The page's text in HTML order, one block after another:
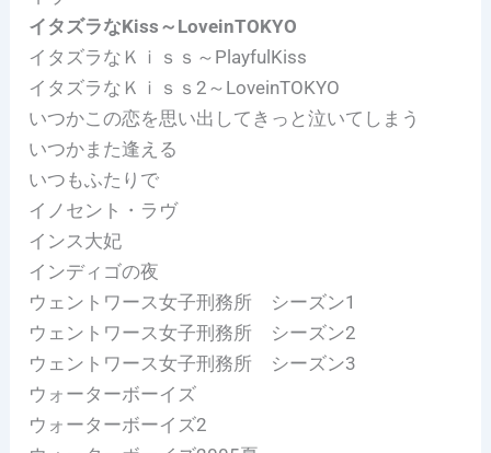
イタズラなKiss～LoveinTOKYO
イタズラなＫｉｓｓ～PlayfulKiss
イタズラなＫｉｓｓ2～LoveinTOKYO
いつかこの恋を思い出してきっと泣いてしまう
いつかまた逢える
いつもふたりで
イノセント・ラヴ
インス大妃
インディゴの夜
ウェントワース女子刑務所 シーズン1
ウェントワース女子刑務所 シーズン2
ウェントワース女子刑務所 シーズン3
ウォーターボーイズ
ウォーターボーイズ2